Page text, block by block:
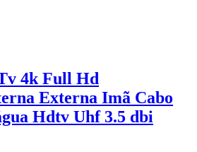
4k Full Hd
Externa Imã Cabo
Hdtv Uhf 3.5 dbi